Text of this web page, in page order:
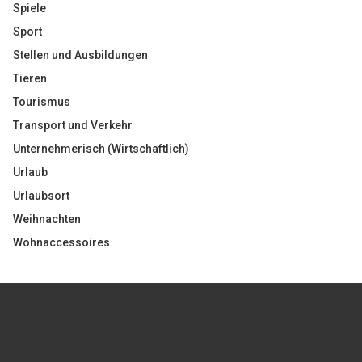
Spiele
Sport
Stellen und Ausbildungen
Tieren
Tourismus
Transport und Verkehr
Unternehmerisch (Wirtschaftlich)
Urlaub
Urlaubsort
Weihnachten
Wohnaccessoires